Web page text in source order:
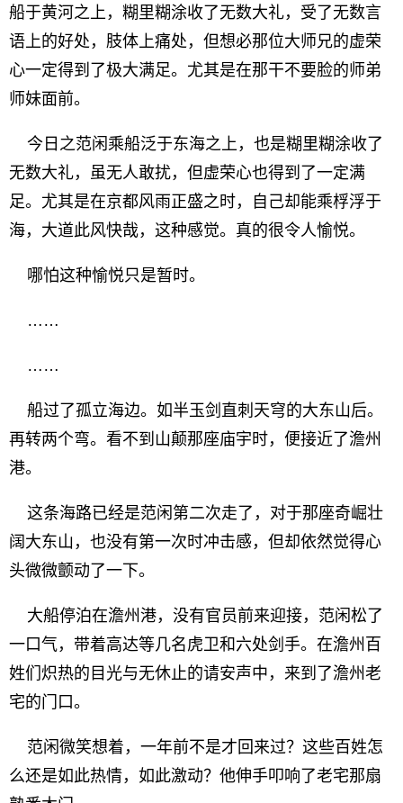
船于黄河之上，糊里糊涂收了无数大礼，受了无数言
语上的好处，肢体上痛处，但想必那位大师兄的虚荣
心一定得到了极大满足。尤其是在那干不要脸的师弟
师妹面前。
今日之范闲乘船泛于东海之上，也是糊里糊涂收了
无数大礼，虽无人敢扰，但虚荣心也得到了一定满
足。尤其是在京都风雨正盛之时，自己却能乘桴浮于
海，大道此风快哉，这种感觉。真的很令人愉悦。
哪怕这种愉悦只是暂时。
……
……
船过了孤立海边。如半玉剑直刺天穹的大东山后。
再转两个弯。看不到山颠那座庙宇时，便接近了澹州
港。
这条海路已经是范闲第二次走了，对于那座奇崛壮
阔大东山，也没有第一次时冲击感，但却依然觉得心
头微微颤动了一下。
大船停泊在澹州港，没有官员前来迎接，范闲松了
一口气，带着高达等几名虎卫和六处剑手。在澹州百
姓们炽热的目光与无休止的请安声中，来到了澹州老
宅的门口。
范闲微笑想着，一年前不是才回来过？这些百姓怎
么还是如此热情，如此激动？他伸手叩响了老宅那扇